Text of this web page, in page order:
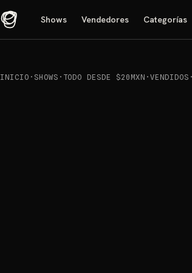
Shows Vendedores Categorías
INICIO · SHOWS · TODO DESDE $20MXN · VENDIDOS